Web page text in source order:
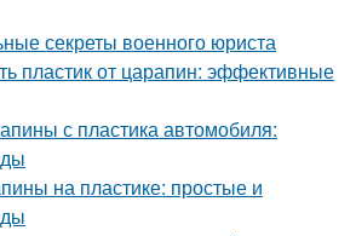
секреты военного юриста
пластик от царапин: эффективные
с пластика автомобиля:
на пластике: простые и